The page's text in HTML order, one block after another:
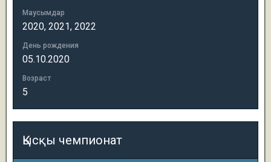
Маусымдар
2020, 2021, 2022
День рождения
05.10.2020
Возраст
5
Қысқы чемпионат